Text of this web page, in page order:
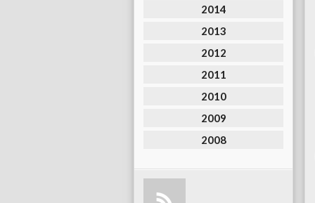
2014
2013
2012
2011
2010
2009
2008